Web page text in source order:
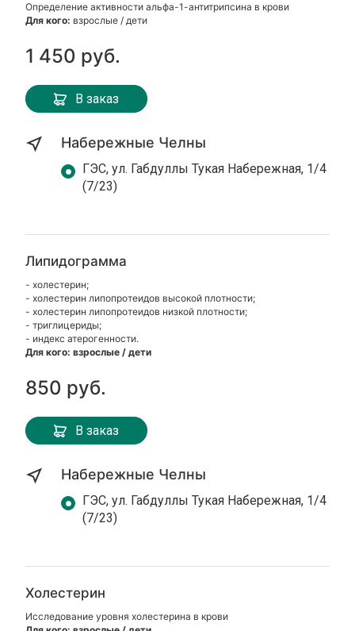
Определение активности альфа-1-антитрипсина в крови
Для кого: взрослые / дети
1 450 руб.
В заказ
Набережные Челны
ГЭС, ул. Габдуллы Тукая Набережная, 1/4
(7/23)
Липидограмма
- холестерин;
- холестерин липопротеидов высокой плотности;
- холестерин липопротеидов низкой плотности;
- триглицериды;
- индекс атерогенности.
Для кого: взрослые / дети
850 руб.
В заказ
Набережные Челны
ГЭС, ул. Габдуллы Тукая Набережная, 1/4
(7/23)
Холестерин
Исследование уровня холестерина в крови